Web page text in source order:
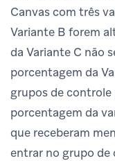
Canvas com três
Variante B forem
da Variante C não
porcentagem da
grupos de controle
porcentagem da
que receberam
entrar no grupo de